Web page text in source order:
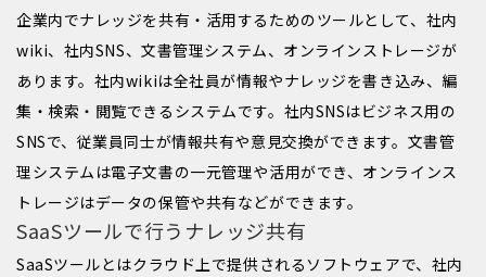
企業内でナレッジを共有・活用するためのツールとして、社内
wiki、社内SNS、文書管理システム、オンラインストレージが
あります。社内wikiは全社員が情報やナレッジを書き込み、編
集・検索・閲覧できるシステムです。社内SNSはビジネス用の
SNSで、従業員同士が情報共有や意見交換ができます。文書管
理システムは電子文書の一元管理や活用ができ、オンラインス
トレージはデータの保管や共有などができます。
SaaSツールで行うナレッジ共有
SaaSツールとはクラウド上で提供されるソフトウェアで、社内